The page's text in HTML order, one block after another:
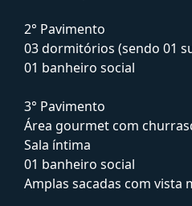
2° Pavimento
03 dormitórios (sendo 01
01 banheiro social
3° Pavimento
Área gourmet com
Sala íntima
01 banheiro social
Amplas sacadas com vista